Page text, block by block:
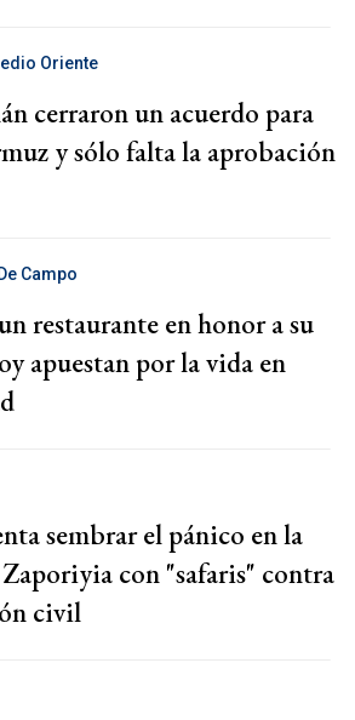
Oriente
cerraron un acuerdo para
y sólo falta la aprobación
Campo
restaurante en honor a su
apuestan por la vida en
sembrar el pánico en la
con "safaris" contra
civil